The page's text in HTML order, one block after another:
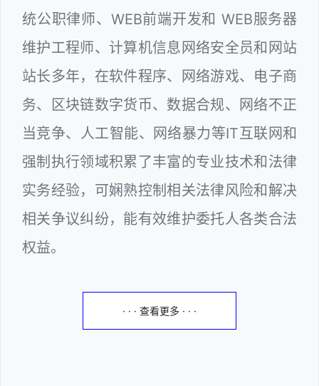
统公职律师、WEB前端开发和 WEB服务器
维护工程师、计算机信息网络安全员和网站
站长多年，在软件程序、网络游戏、电子商
务、区块链数字货币、数据合规、网络不正
当竞争、人工智能、网络暴力等IT互联网和
强制执行领域积累了丰富的专业技术和法律
实务经验，可娴熟控制相关法律风险和解决
相关争议纠纷，能有效维护委托人各类合法
权益。
· · · 查看更多 · · ·